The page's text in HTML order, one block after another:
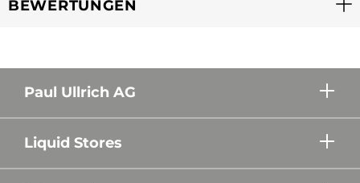
BEWERTUNGEN
Paul Ullrich AG
Liquid Stores